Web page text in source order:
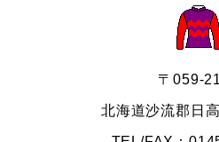
〒059-
北海道沙流郡日